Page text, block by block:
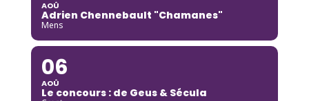
AOÛ
Adrien Chennebault "Chamanes"
Mens
06
AOÛ
Le concours : de Geus & Sécula